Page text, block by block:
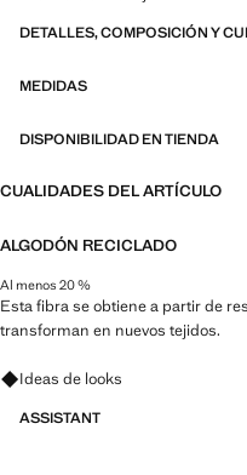
DETALLES, COMPOSICIÓN Y
MEDIDAS
DISPONIBILIDAD EN TIENDA
CUALIDADES DEL ARTÍCULO
ALGODÓN RECICLADO
Al menos 20 %
Esta fibra se obtiene a partir de
transforman en nuevos tejidos.
Pregunta por looks, prendas y
Ideas de looks
ASSISTANT